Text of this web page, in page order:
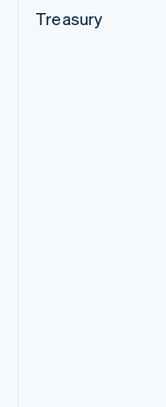
Treasury